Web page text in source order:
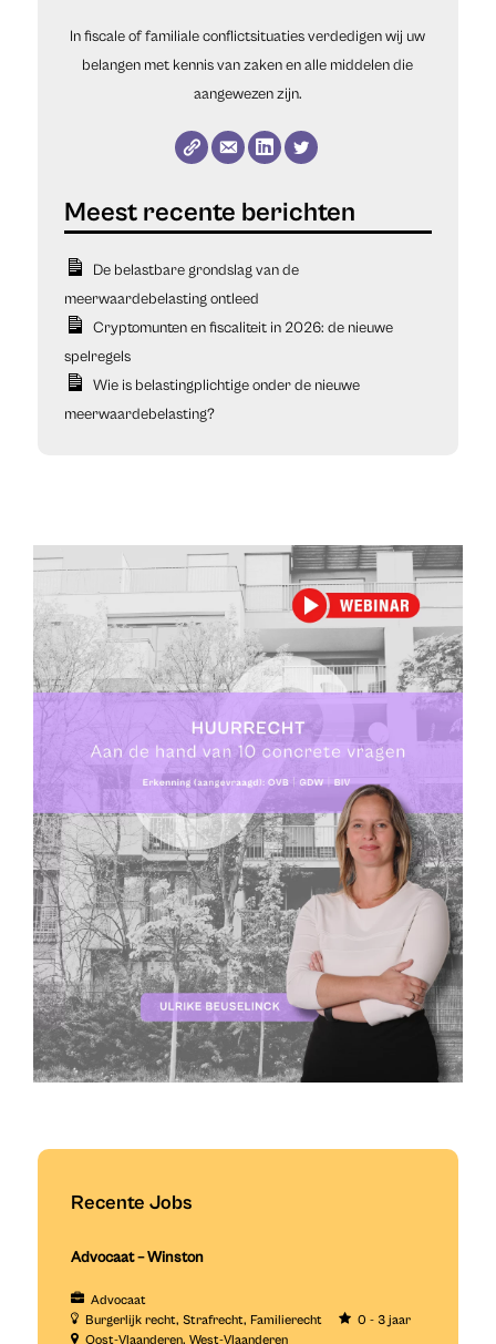
In fiscale of familiale conflictsituaties verdedigen wij uw
belangen met kennis van zaken en alle middelen die
aangewezen zijn.
De belastbare grondslag van de
meerwaardebelasting ontleed
Cryptomunten en fiscaliteit in 2026: de nieuwe
spelregels
Wie is belastingplichtige onder de nieuwe
meerwaardebelasting?
Recente Jobs
Advocaat – Winston
Advocaat
Burgerlijk recht Strafrecht Familierecht
0 - 3 jaar
Oost-Vlaanderen West-Vlaanderen